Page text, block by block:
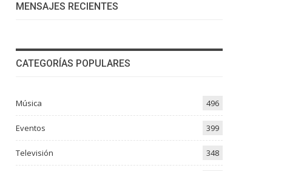
MENSAJES RECIENTES
CATEGORÍAS POPULARES
Música 496
Eventos 399
Televisión 348